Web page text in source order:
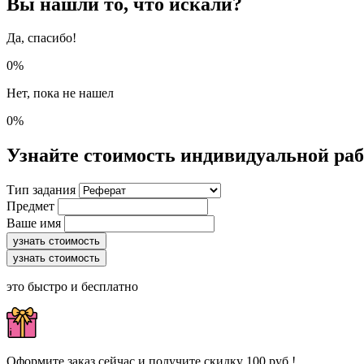
Да, спасибо!
0%
Нет, пока не нашел
0%
Узнайте стоимость индивидуальной
Тип задания
Предмет
Ваше имя
узнать стоимость
узнать стоимость
это быстро и бесплатно